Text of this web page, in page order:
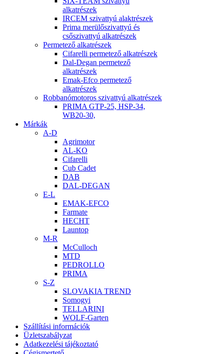
alkatrészek
IRCEM szivattyú alaktrészek
Prima merülőszivattyú és
csőszivattyú alkatrészek
Permetező alkatrészek
Cifarelli permetező alkatrészek
Dal-Degan permetező
alkatrészek
Emak-Efco permetező
alkatrészek
Robbanómotoros szivattyú alkatrészek
PRIMA GTP-25, HSP-34,
WB20-30,
Márkák
A-D
Agrimotor
AL-KO
Cifarelli
Cub Cadet
DAB
DAL-DEGAN
E-L
EMAK-EFCO
Farmate
HECHT
Launtop
M-R
McCulloch
MTD
PEDROLLO
PRIMA
S-Z
SLOVAKIA TREND
Somogyi
TELLARINI
WOLF-Garten
Szállítási információk
Üzletszabályzat
Adatkezelési tájékoztató